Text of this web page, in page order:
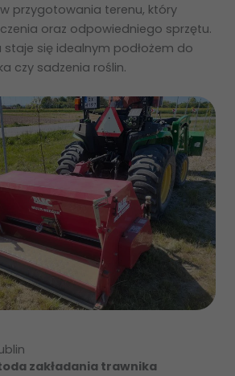
przygotowania terenu, który
oraz odpowiedniego sprzętu.
staje się idealnym podłożem do
czy sadzenia roślin.
zakładania trawnika